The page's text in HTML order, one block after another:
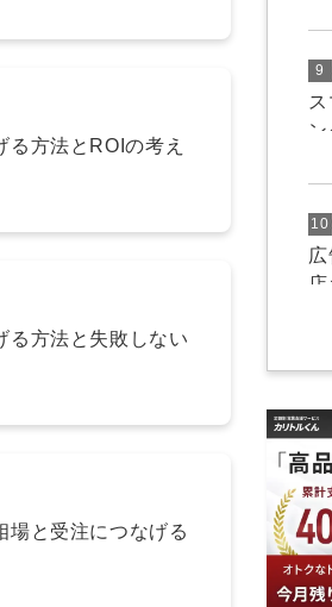
方法とROIの考え
る方法と失敗しない
場と受注につなげる
9
10